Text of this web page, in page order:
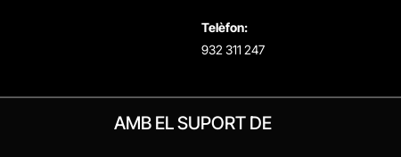
Telèfon:
932 311 247
AMB EL SUPORT DE